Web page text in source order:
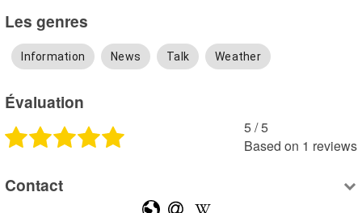
Les genres
Information News Talk Weather
Évaluation
5 /5
Based on 1 reviews
Contact